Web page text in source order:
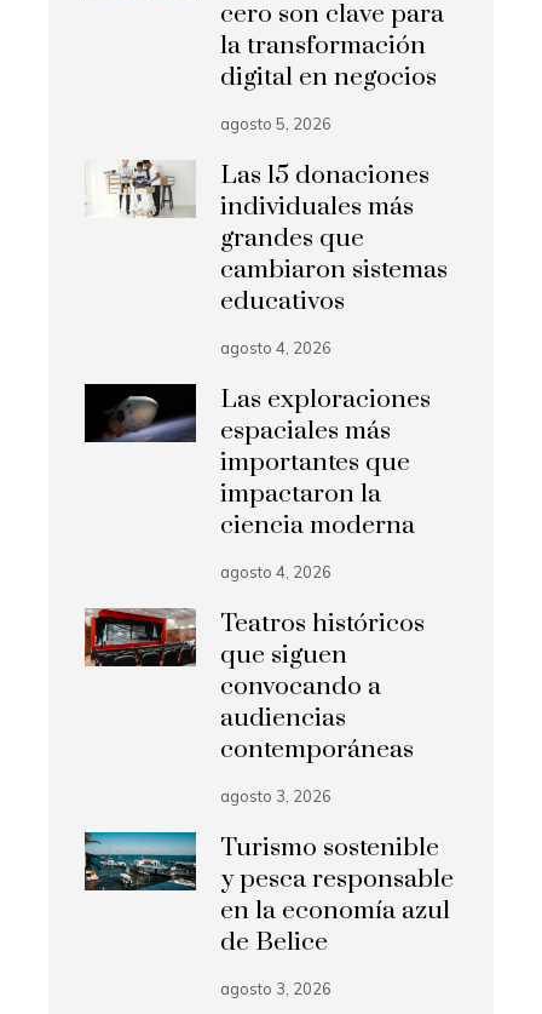
cero son clave para
la transformación
digital en negocios
agosto 5, 2026
Las 15 donaciones
individuales más
grandes que
cambiaron sistemas
educativos
agosto 4, 2026
Las exploraciones
espaciales más
importantes que
impactaron la
ciencia moderna
agosto 4, 2026
Teatros históricos
que siguen
convocando a
audiencias
contemporáneas
agosto 3, 2026
Turismo sostenible
y pesca responsable
en la economía azul
de Belice
agosto 3, 2026